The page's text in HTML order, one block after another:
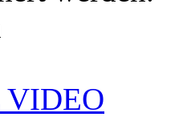
VIDEO